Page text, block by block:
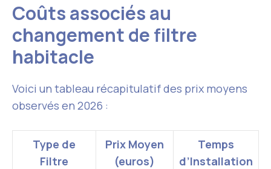
Coûts associés au
changement de filtre
habitacle
Voici un tableau récapitulatif des prix moyens
observés en 2026 :
Type de
Filtre
Prix Moyen
(euros)
Temps
d’Installation